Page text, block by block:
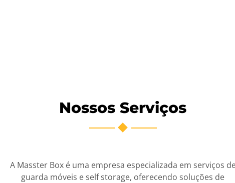
Nossos Serviços
A Masster Box é uma empresa especializada em serviços
guarda móveis e self storage, oferecendo soluções de